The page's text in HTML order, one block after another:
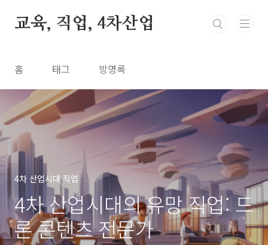
교육, 직업, 4차산업
홈 태그 방명록
4차 산업시대 직업
4차 산업시대의 유망 직업: 드
론 콘텐츠 전문가